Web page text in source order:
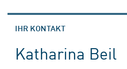
IHR KONTAKT
Katharina Beil